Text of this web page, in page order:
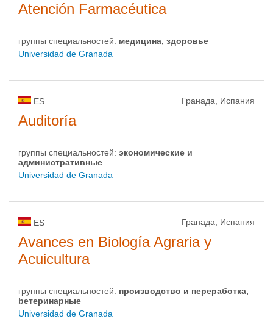
Atención Farmacéutica
группы специальностей: медицина, здоровье
Universidad de Granada
ES Гранада, Испания
Auditoría
группы специальностей: экономические и
административные
Universidad de Granada
ES Гранада, Испания
Avances en Biología Agraria y
Acuicultura
группы специальностей: производство и пepepaбoткa,
bетеринарные
Universidad de Granada